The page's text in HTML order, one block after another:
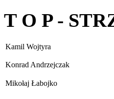
T O P -
Kamil Wojtyra
Konrad Andrzejczak
Mikołaj Łabojko